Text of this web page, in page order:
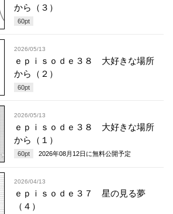
から（３）
60pt
2026/05/13
ｅｐｉｓｏｄｅ３８ 大好きな場所
から（２）
60pt
2026/05/13
ｅｐｉｓｏｄｅ３８ 大好きな場所
から（１）
60pt 2026年08月12日 に無料公開予定
2026/04/13
ｅｐｉｓｏｄｅ３７ 星の見る夢
（４）